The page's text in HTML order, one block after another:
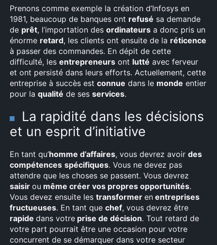
Prenons comme exemple la création d’Infosys en
1981, beaucoup de banques ont refusé sa demande
de prêt, l’importation des ordinateurs a donc pris un
énorme retard, les clients ont ensuite de la réticence
à passer des commandes. En dépit de cette
difficulté, les entrepreneurs ont lutté avec ferveur
et ont persisté dans leurs efforts. Actuellement, cette
entreprise à succès est connue dans le monde entier
pour la qualité de ses services.
La rapidité dans les décisions
et un esprit d’initiative
En tant qu’homme d’affaires, vous devrez avoir des
compétences spécifiques. Vous ne devez pas
attendre que les choses se passent. Vous devrez
saisir ou même créer vos propres opportunités.
Vous devez ensuite les transformer en entreprises
fructueuses. En tant que chef, vous devrez être
rapide dans votre prise de décision. Tout retard de
votre part pourrait être une occasion pour votre
concurrent de se démarquer dans votre secteur